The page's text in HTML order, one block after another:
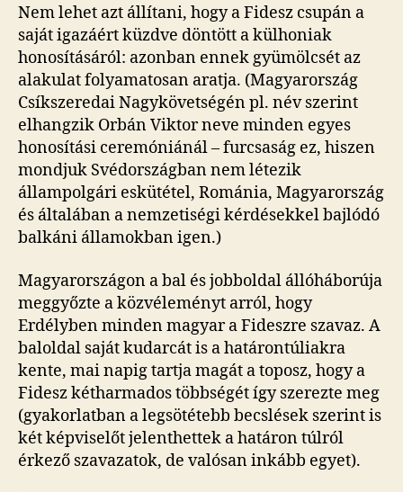
Nem lehet azt állítani, hogy a Fidesz csupán a
saját igazáért küzdve döntött a külhoniak
honosításáról: azonban ennek gyümölcsét az
alakulat folyamatosan aratja. (Magyarország
Csíkszeredai Nagykövetségén pl. név szerint
elhangzik Orbán Viktor neve minden egyes
honosítási ceremóniánál – furcsaság ez, hiszen
mondjuk Svédországban nem létezik
állampolgári eskütétel, Románia, Magyarország
és általában a nemzetiségi kérdésekkel bajlódó
balkáni államokban igen.)
Magyarországon a bal és jobboldal állóháborúja
meggyőzte a közvéleményt arról, hogy
Erdélyben minden magyar a Fideszre szavaz. A
baloldal saját kudarcát is a határontúliakra
kente, mai napig tartja magát a toposz, hogy a
Fidesz kétharmados többségét így szerezte meg
(gyakorlatban a legsötétebb becslések szerint is
két képviselőt jelenthettek a határon túlról
érkező szavazatok, de valósan inkább egyet).